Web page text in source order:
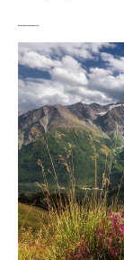
Разнообразие активностей